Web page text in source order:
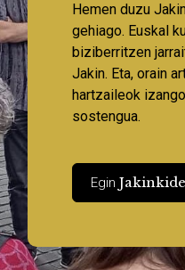
Hemen duzu
gehiago. Euskal
biziberritzen
Jakin. Eta, orain
hartzaileok
sostengua.
EginJakinkide